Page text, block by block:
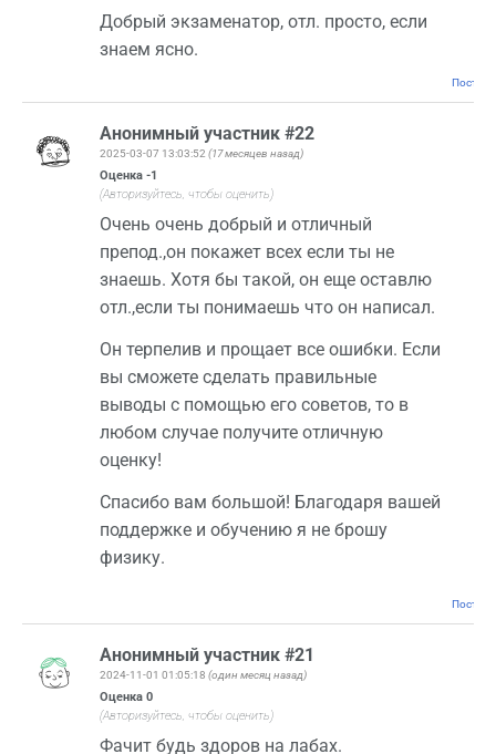
Добрый экзаменатор, отл. просто, если
знаем ясно.
Анонимный участник #22
2025-03-07 13:03:52 (17 месяцев назад)
Оценка -1
(Авторизуйтесь, чтобы оценить)
Очень очень добрый и отличный
препод.,он покажет всех если ты не
знаешь. Хотя бы такой, он еще оставлю
отл.,если ты понимаешь что он написал.
Он терпелив и прощает все ошибки. Если
вы сможете сделать правильные
выводы с помощью его советов, то в
любом случае получите отличную
оценку!
Спасибо вам большой! Благодаря вашей
поддержке и обучению я не брошу
физику.
Анонимный участник #21
2024-11-01 01:05:18 (один месяц назад)
Оценка 0
(Авторизуйтесь, чтобы оценить)
Фачит будь здоров на лабах.